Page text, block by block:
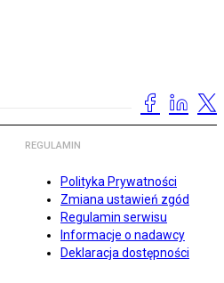
REGULAMIN
Polityka Prywatności
Zmiana ustawień zgód
Regulamin serwisu
Informacje o nadawcy
Deklaracja dostępności